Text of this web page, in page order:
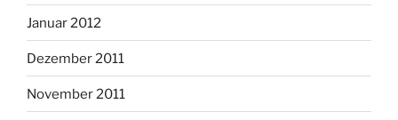
Januar 2012
Dezember 2011
November 2011